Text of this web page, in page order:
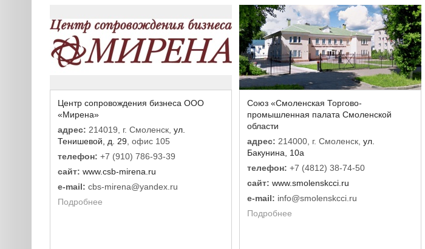
Центр сопровождения бизнеса ООО
«Мирена»
адрес: 214019, г. Смоленск, ул.
Тенишевой, д. 29, офис 105
телефон: +7 (910) 786-93-39
сайт: www.csb-mirena.ru
e-mail: cbs-mirena@yandex.ru
Подробнее
Союз «Смоленская Торгово-
промышленная палата Смоленской
области
адрес: 214000, г. Смоленск, ул.
Бакунина, 10а
телефон: +7 (4812) 38-74-50
сайт: www.smolenskcci.ru
e-mail: info@smolenskcci.ru
Подробнее